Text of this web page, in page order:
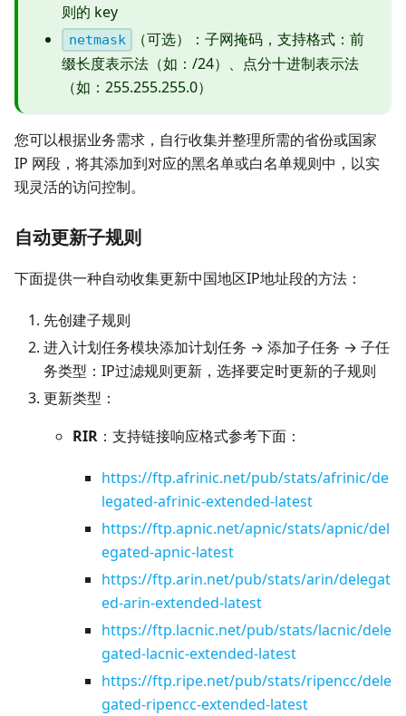
则的 key
netmask
（可选）：子网掩码，支持格式：前
缀长度表示法（如：/24）、点分十进制表示法
（如：255.255.255.0）
您可以根据业务需求，自行收集并整理所需的省份或国家
IP 网段，将其添加到对应的黑名单或白名单规则中，以实
现灵活的访问控制。
自动更新子规则
下面提供一种自动收集更新中国地区IP地址段的方法：
先创建子规则
进入计划任务模块添加计划任务 → 添加子任务 → 子任
务类型：IP过滤规则更新，选择要定时更新的子规则
更新类型：
RIR ：支持链接响应格式参考下面：
https://ftp.afrinic.net/pub/stats/afrinic/de
legated-afrinic-extended-latest
https://ftp.apnic.net/apnic/stats/apnic/del
egated-apnic-latest
https://ftp.arin.net/pub/stats/arin/delegat
ed-arin-extended-latest
https://ftp.lacnic.net/pub/stats/lacnic/dele
gated-lacnic-extended-latest
https://ftp.ripe.net/pub/stats/ripencc/dele
gated-ripencc-extended-latest